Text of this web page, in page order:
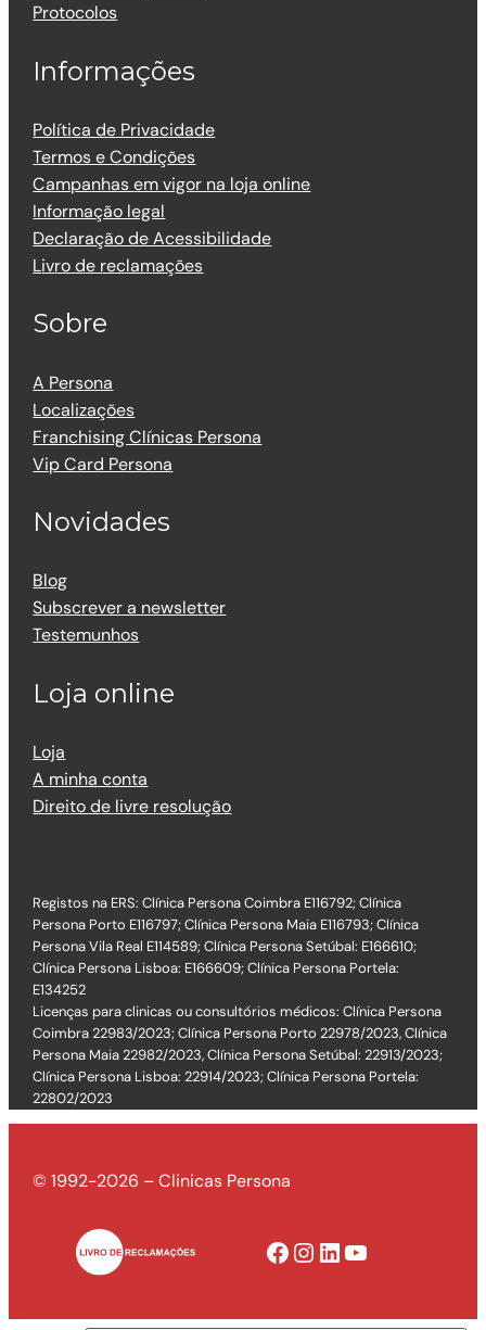
Protocolos
Informações
Política de Privacidade
Termos e Condições
Campanhas em vigor na loja online
Informação legal
Declaração de Acessibilidade
Livro de reclamações
Sobre
A Persona
Localizações
Franchising Clínicas Persona
Vip Card Persona
Novidades
Blog
Subscrever a newsletter
Testemunhos
Loja online
Loja
A minha conta
Direito de livre resolução
Registos na ERS: Clínica Persona Coimbra E116792; Clínica
Persona Porto E116797; Clínica Persona Maia E116793; Clínica
Persona Vila Real E114589; Clínica Persona Setúbal: E166610;
Clínica Persona Lisboa: E166609; Clínica Persona Portela:
E134252
Licenças para clinicas ou consultórios médicos: Clínica Persona
Coimbra 22983/2023; Clínica Persona Porto 22978/2023, Clínica
Persona Maia 22982/2023, Clínica Persona Setúbal: 22913/2023;
Clínica Persona Lisboa: 22914/2023; Clínica Persona Portela:
22802/2023
© 1992-2026 – Clinicas Persona
Facebook Instagram LinkedIn YouTube